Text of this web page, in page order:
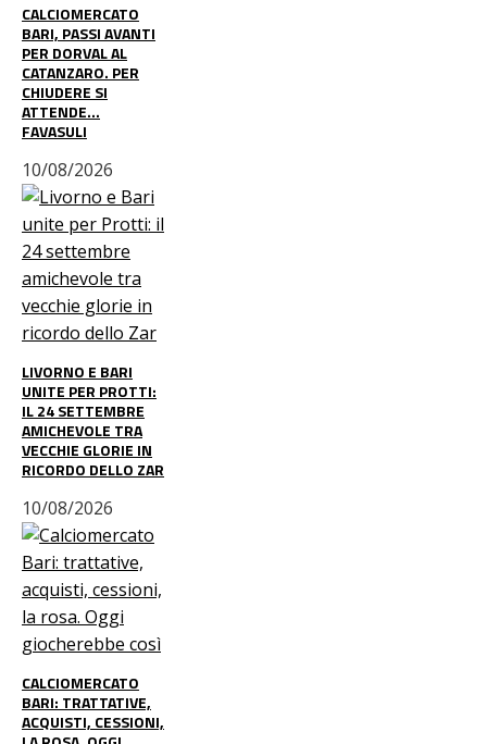
CALCIOMERCATO
BARI, PASSI AVANTI
PER DORVAL AL
CATANZARO. PER
CHIUDERE SI
ATTENDE…
FAVASULI
10/08/2026
LIVORNO E BARI
UNITE PER PROTTI:
IL 24 SETTEMBRE
AMICHEVOLE TRA
VECCHIE GLORIE IN
RICORDO DELLO ZAR
10/08/2026
CALCIOMERCATO
BARI: TRATTATIVE,
ACQUISTI, CESSIONI,